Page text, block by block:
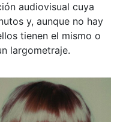
audiovisual cuya
y, aunque no hay
tienen el mismo o
largometraje.